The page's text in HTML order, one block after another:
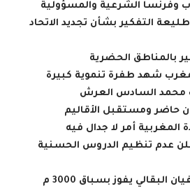
وفرنسا الشرعية والمسؤولية
التفكير بشأن تجديد الاتحاد
بالمناطق الحضرية
شهد طفرة تنموية كبيرة
محمد السادس العرش
حاضر ومستقبل الأقاليم
المغربية أمر لا جدال فيه
عدم تنظيم الدروس الحسنية
العداء المغربي سفيان البقالي يفوز بسباق 3000 م